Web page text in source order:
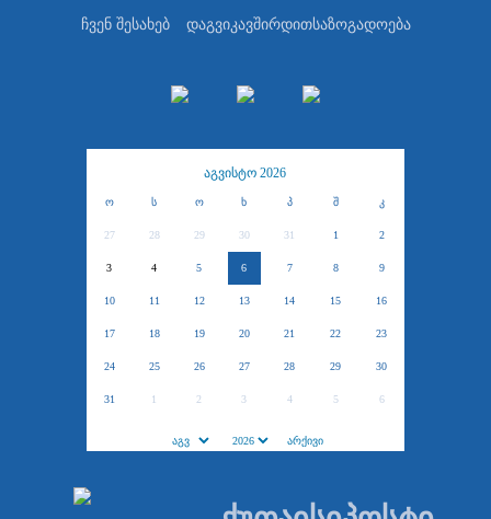
ჩვენ შესახებ დაგვიკავშირდითსაზოგადოება
აგვისტო 2026
ო ს ო ხ პ შ კ
27 28 29 30 31 1 2
3 4 5 6 7 8 9
10 11 12 13 14 15 16
17 18 19 20 21 22 23
24 25 26 27 28 29 30
31 1 2 3 4 5 6